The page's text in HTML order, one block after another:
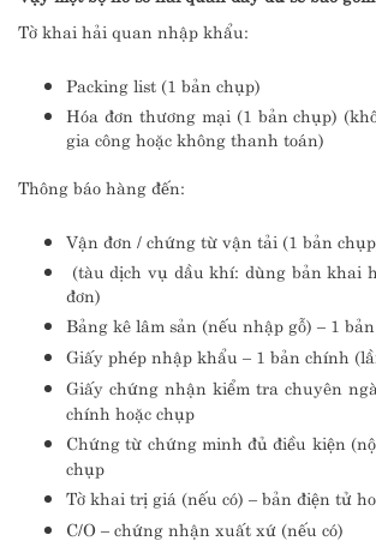
Tờ khai hải quan nhập khẩu:
Packing list (1 bản chụp)
Hóa đơn thương mại (1 bản chụp)
gia công hoặc không thanh toán)
Thông báo hàng đến:
Vận đơn / chứng từ vận tải (1 bản
(tàu dịch vụ dầu khí: dùng bản khai
đơn)
Bảng kê lâm sản (nếu nhập gỗ) – 1
Giấy phép nhập khẩu – 1 bản chính
Giấy chứng nhận kiểm tra chuyên
chính hoặc chụp
Chứng từ chứng minh đủ điều kiện
chụp
Tờ khai trị giá (nếu có) – bản điện tử
C/O – chứng nhận xuất xứ (nếu có)